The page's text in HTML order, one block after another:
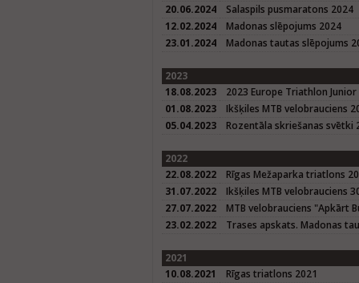
20.06.2024
Salaspils pusmaratons 2024
12.02.2024
Madonas slēpojums 2024
23.01.2024
Madonas tautas slēpojums
2023
18.08.2023
2023 Europe Triathlon Junior
01.08.2023
Ikšķiles MTB velobrauciens
05.04.2023
Rozentāla skriešanas svētki
2022
22.08.2022
Rīgas Mežaparka triatlons
31.07.2022
Ikšķiles MTB velobrauciens
27.07.2022
MTB velobrauciens "Apkārt
23.02.2022
Trases apskats. Madonas
2021
10.08.2021
Rīgas triatlons 2021